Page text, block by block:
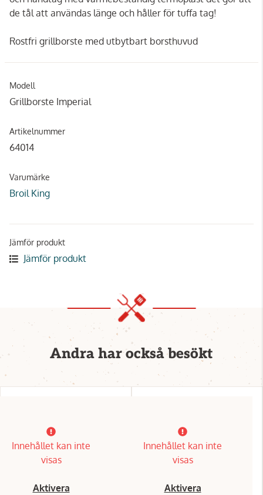
de tål att användas länge och håller för tuffa tag!
Rostfri grillborste med utbytbart borsthuvud
Modell
Grillborste Imperial
Artikelnummer
64014
Varumärke
Broil King
Jämför produkt
Jämför produkt
Andra har också besökt
Innehållet kan inte
visas
Aktivera
Innehållet kan inte
visas
Aktivera